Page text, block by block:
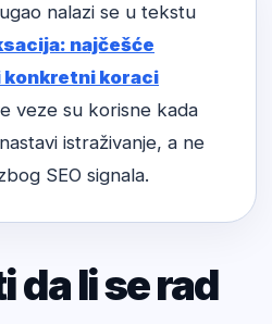
nalazi se u tekstu
najčešće
koraci
veze su korisne kada
istraživanje, a ne
SEO signala.
da li se rad